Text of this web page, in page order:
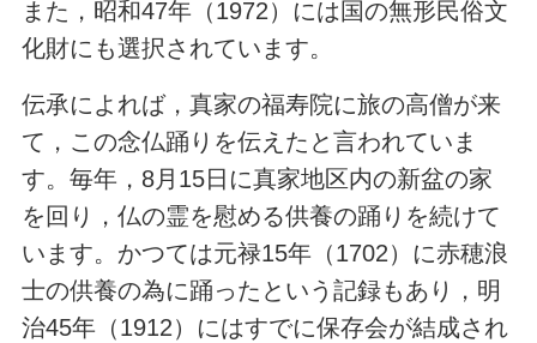
また，昭和47年（1972）には国の無形民俗文
化財にも選択されています。
伝承によれば，真家の福寿院に旅の高僧が来
て，この念仏踊りを伝えたと言われていま
す。毎年，8月15日に真家地区内の新盆の家
を回り，仏の霊を慰める供養の踊りを続けて
います。かつては元禄15年（1702）に赤穂浪
士の供養の為に踊ったという記録もあり，明
治45年（1912）にはすでに保存会が結成され